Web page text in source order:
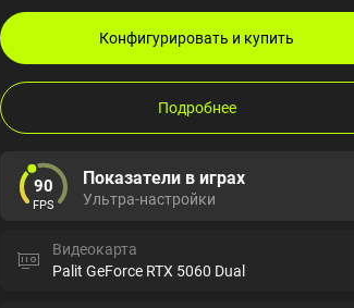
Конфигурировать и купить
Подробнее
90
FPS
Показатели в играх
Ультра-настройки
Видеокарта
Palit GeForce RTX 5060 Dual